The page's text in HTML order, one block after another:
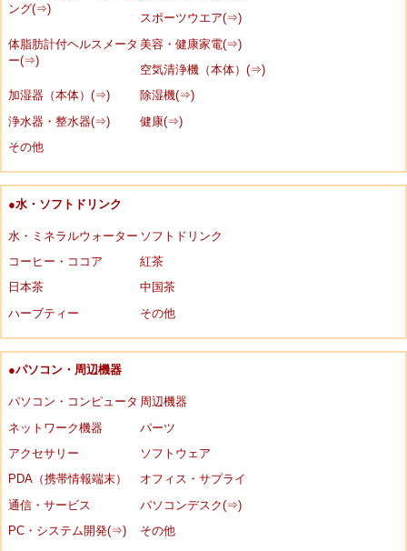
ング(⇒)
スポーツウエア(⇒)
体脂肪計付ヘルスメータ
ー(⇒)
美容・健康家電(⇒)
空気清浄機（本体）(⇒)
加湿器（本体）(⇒)
除湿機(⇒)
浄水器・整水器(⇒)
健康(⇒)
その他
●水・ソフトドリンク
水・ミネラルウォーター ソフトドリンク
コーヒー・ココア
紅茶
日本茶
中国茶
ハーブティー
その他
●パソコン・周辺機器
パソコン・コンピュータ 周辺機器
ネットワーク機器
パーツ
アクセサリー
ソフトウェア
PDA（携帯情報端末）
オフィス・サプライ
通信・サービス
パソコンデスク(⇒)
PC・システム開発(⇒)
その他